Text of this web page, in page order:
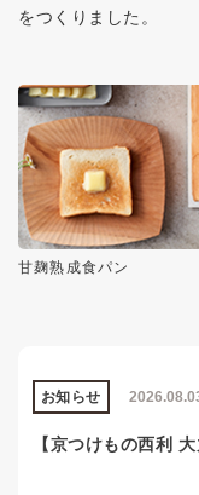
をつくりました。
甘麹熟成食パン
お知らせ
【京つけもの西利